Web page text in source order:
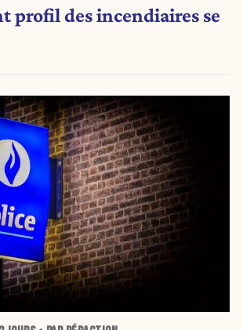
profil des incendiaires se